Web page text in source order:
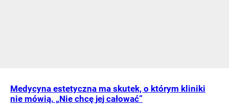
Medycyna estetyczna ma skutek, o którym kliniki
nie mówią. „Nie chcę jej całować”